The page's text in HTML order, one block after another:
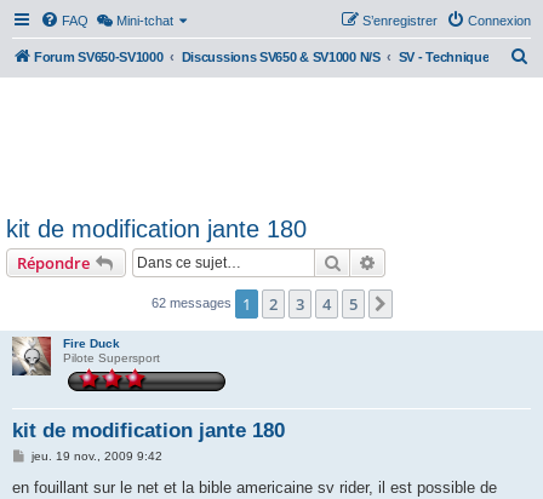
FAQ Mini-tchat Connexion
S’enregistrer
Forum SV650-SV1000 Discussions SV650 & SV1000 N/S SV - Technique
kit de modification jante 180
Répondre Rechercher
62 messages 1 2 3 4 5
Fire Duck
Pilote Supersport
kit de modification jante 180
M
s
jeu. 19 nov., 2009 9:42
en fouillant sur le net et la bible americaine sv rider, il est possible de